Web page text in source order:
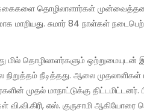
தொழிலாளார்கள்
மாறியது. சுமார் 84 நாள்கள்
நீடித்தது. ஆலை
மாநாட்டுக்கு திட்டமிட்டனர்.
எஸ். குருசாமி ஆகியோரை